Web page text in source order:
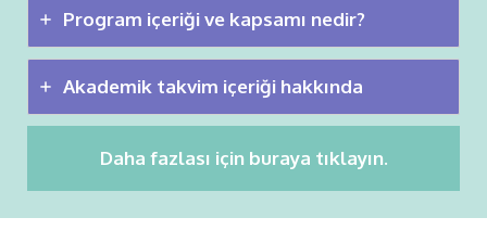
Program içeriği ve kapsamı nedir?
Akademik takvim içeriği hakkında
Daha fazlası için buraya tıklayın.